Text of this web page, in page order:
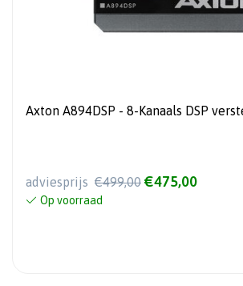
Axton A894DSP - 8-Kanaals DSP
adviesprijs €499,00 €475,00
Op voorraad